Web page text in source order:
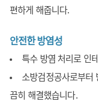
편하게 해줍니다.
안전한 방염성
특수 방염 처리로 인
소방검정공사로부터
끔히 해결했습니다.